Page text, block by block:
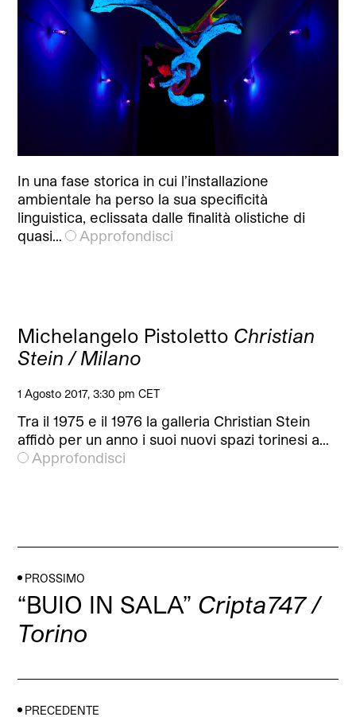
In una fase storica in cui l’installazione
ambientale ha perso la sua specificità
linguistica, eclissata dalle finalità olistiche di
quasi…
Approfondisci
Michelangelo Pistoletto Christian
Stein / Milano
1 Agosto 2017, 3:30 pm CET
Tra il 1975 e il 1976 la galleria Christian Stein
affidò per un anno i suoi nuovi spazi torinesi a…
Approfondisci
PROSSIMO
“BUIO IN SALA” Cripta747 /
Torino
PRECEDENTE